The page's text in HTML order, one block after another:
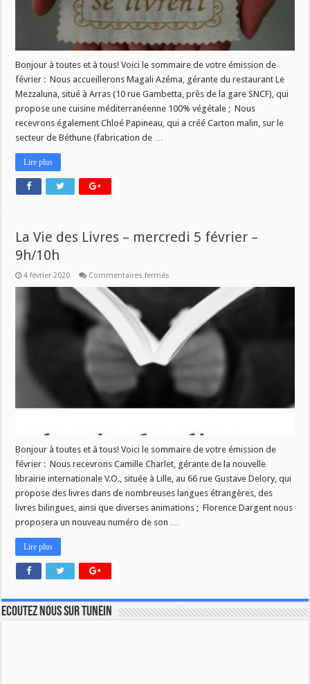
Bonjour à toutes et à tous! Voici le sommaire de votre émission de
février : Nous accueillerons Magali Azéma, gérante du restaurant Le
Mezzaluna, situé à Arras (10 rue Gambetta, près de la gare SNCF), qui
propose une cuisine méditerranéenne 100% végétale ; Nous
recevrons également Chloé Papineau, qui a créé Carton malin, sur le
secteur de Béthune (fabrication de …
Lire plus
La Vie des Livres – mercredi 5 février –
9h/10h
4 février 2020 Commentaires fermés
Livres
–
mercredi
février
–
9h/10h
Bonjour à toutes et à tous! Voici le sommaire de votre émission de
février : Nous recevrons Camille Charlet, gérante de la nouvelle
librairie internationale V.O., située à Lille, au 66 rue Gustave Delory, qui
propose des livres dans de nombreuses langues étrangères, des
livres bilingues, ainsi que diverses animations ; Florence Dargent nous
proposera un nouveau numéro de son …
Lire plus
Ecoutez nous sur TuneIn